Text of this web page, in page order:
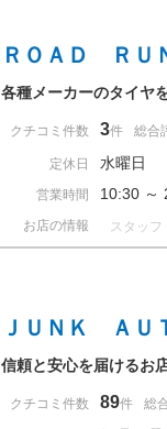
ＲＯＡＤ ＲＵ
各種メーカーのタイヤ
クチコミ件数 3件 総合
定休日 水曜日
営業時間 10:30
お店の情報 スタッフ
ＪＵＮＫ ＡＵ
信頼と安心を届けるお
クチコミ件数 89件 総